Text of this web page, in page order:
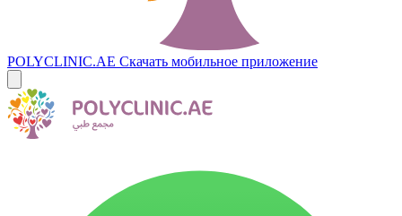
POLYCLINIC.AE Скачать мобильное приложение